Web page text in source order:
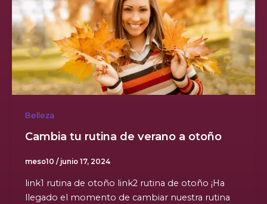
Belleza
Cambia tu rutina de verano a otoño
meso10 / junio 17, 2024
link1 rutina de otoño link2 rutina de otoño ¡Ha
llegado el momento de cambiar nuestra rutina